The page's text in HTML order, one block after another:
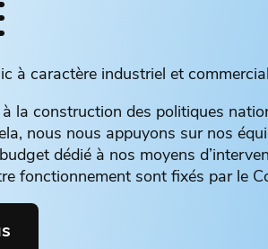
à caractère industriel et
à la construction des politiques
nous nous appuyons sur nos
dédié à nos moyens
fonctionnement sont fixés par le